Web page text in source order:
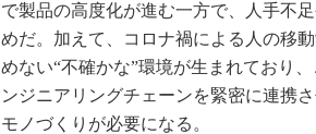
で製品の高度化が進む一方で、人手不
めだ。加えて、コロナ禍による人の移
めない“不確かな”環境が生まれており
ンジニアリングチェーンを緊密に連携
モノづくりが必要になる。